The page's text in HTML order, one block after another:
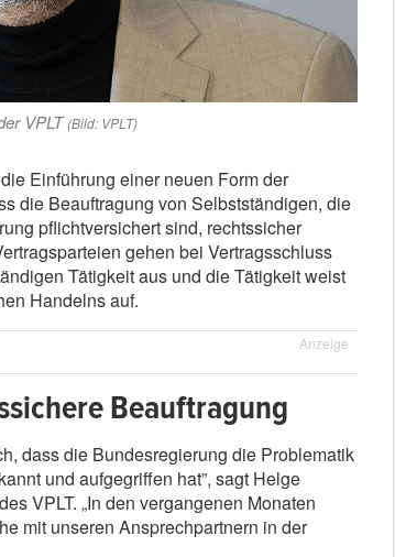
VPLT (Bild: VPLT)
Einführung einer neuen Form der
die Beauftragung von Selbstständigen, die
pflichtversichert sind, rechtssicher
gehen bei Vertragsschluss
Tätigkeit aus und die Tätigkeit weist
Handelns auf.
Anzeige
Beauftragung
dass die Bundesregierung die Problematik
und aufgegriffen hat”, sagt Helge
VPLT. „In den vergangenen Monaten
mit unseren Ansprechpartnern in der